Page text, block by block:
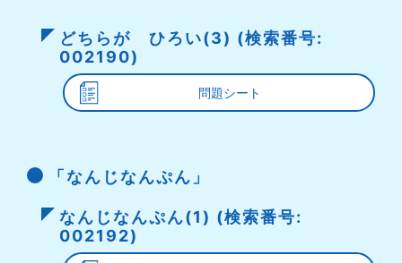
どちらが ひろい(3) (検索番号:
002190)
問題シート
「なんじなんぷん」
なんじなんぷん(1) (検索番号:
002192)